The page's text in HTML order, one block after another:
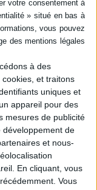
à des
et traitons
uniques et
appareil pour des
mesures de publicité
de
et nous-
En cliquant, vous
Vous